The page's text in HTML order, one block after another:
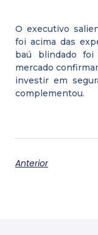
O executivo
foi acima das
baú blindado
mercado
investir em
complementou.
Anterior